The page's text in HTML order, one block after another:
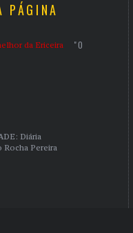
PÁGINA
"O
Diária
Rocha Pereira